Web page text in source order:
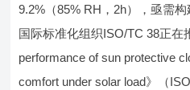
9.2%（85% RH，2h），亟需
国际标准化组织ISO/TC 38正
performance of sun protective
comfort under solar load》（